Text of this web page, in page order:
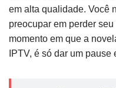
em alta qualidade. Você
preocupar em perder
momento em que a
IPTV, é só dar um